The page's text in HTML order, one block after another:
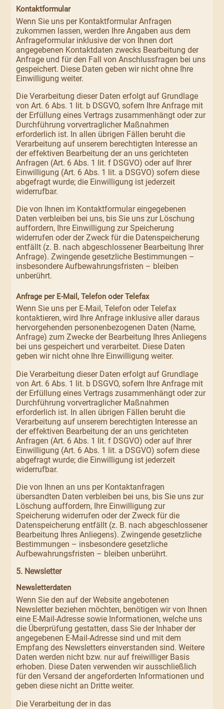
Kontaktformular
Wenn Sie uns per Kontaktformular Anfragen
zukommen lassen, werden Ihre Angaben aus dem
Anfrageformular inklusive der von Ihnen dort
angegebenen Kontaktdaten zwecks Bearbeitung der
Anfrage und für den Fall von Anschlussfragen bei uns
gespeichert. Diese Daten geben wir nicht ohne Ihre
Einwilligung weiter.
Die Verarbeitung dieser Daten erfolgt auf Grundlage
von Art. 6 Abs. 1 lit. b DSGVO, sofern Ihre Anfrage mit
der Erfüllung eines Vertrags zusammenhängt oder zur
Durchführung vorvertraglicher Maßnahmen
erforderlich ist. In allen übrigen Fällen beruht die
Verarbeitung auf unserem berechtigten Interesse an
der effektiven Bearbeitung der an uns gerichteten
Anfragen (Art. 6 Abs. 1 lit. f DSGVO) oder auf Ihrer
Einwilligung (Art. 6 Abs. 1 lit. a DSGVO) sofern diese
abgefragt wurde; die Einwilligung ist jederzeit
widerrufbar.
Die von Ihnen im Kontaktformular eingegebenen
Daten verbleiben bei uns, bis Sie uns zur Löschung
auffordern, Ihre Einwilligung zur Speicherung
widerrufen oder der Zweck für die Datenspeicherung
entfällt (z. B. nach abgeschlossener Bearbeitung Ihrer
Anfrage). Zwingende gesetzliche Bestimmungen –
insbesondere Aufbewahrungsfristen – bleiben
unberührt.
Anfrage per E-Mail, Telefon oder Telefax
Wenn Sie uns per E-Mail, Telefon oder Telefax
kontaktieren, wird Ihre Anfrage inklusive aller daraus
hervorgehenden personenbezogenen Daten (Name,
Anfrage) zum Zwecke der Bearbeitung Ihres Anliegens
bei uns gespeichert und verarbeitet. Diese Daten
geben wir nicht ohne Ihre Einwilligung weiter.
Die Verarbeitung dieser Daten erfolgt auf Grundlage
von Art. 6 Abs. 1 lit. b DSGVO, sofern Ihre Anfrage mit
der Erfüllung eines Vertrags zusammenhängt oder zur
Durchführung vorvertraglicher Maßnahmen
erforderlich ist. In allen übrigen Fällen beruht die
Verarbeitung auf unserem berechtigten Interesse an
der effektiven Bearbeitung der an uns gerichteten
Anfragen (Art. 6 Abs. 1 lit. f DSGVO) oder auf Ihrer
Einwilligung (Art. 6 Abs. 1 lit. a DSGVO) sofern diese
abgefragt wurde; die Einwilligung ist jederzeit
widerrufbar.
Die von Ihnen an uns per Kontaktanfragen
übersandten Daten verbleiben bei uns, bis Sie uns zur
Löschung auffordern, Ihre Einwilligung zur
Speicherung widerrufen oder der Zweck für die
Datenspeicherung entfällt (z. B. nach abgeschlossener
Bearbeitung Ihres Anliegens). Zwingende gesetzliche
Bestimmungen – insbesondere gesetzliche
Aufbewahrungsfristen – bleiben unberührt.
5. Newsletter
Newsletter­daten
Wenn Sie den auf der Website angebotenen
Newsletter beziehen möchten, benötigen wir von Ihnen
eine E-Mail-Adresse sowie Informationen, welche uns
die Überprüfung gestatten, dass Sie der Inhaber der
angegebenen E-Mail-Adresse sind und mit dem
Empfang des Newsletters einverstanden sind. Weitere
Daten werden nicht bzw. nur auf freiwilliger Basis
erhoben. Diese Daten verwenden wir ausschließlich
für den Versand der angeforderten Informationen und
geben diese nicht an Dritte weiter.
Die Verarbeitung der in das